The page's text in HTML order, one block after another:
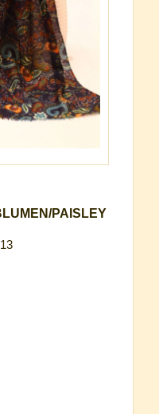
PAISLEY